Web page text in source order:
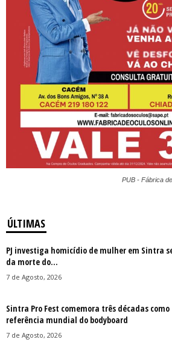
PUB - Fábrica
ÚLTIMAS
PJ investiga homicídio de mulher em Sintra
da morte do...
7 de Agosto, 2026
Sintra Pro Fest comemora três décadas como
referência mundial do bodyboard
7 de Agosto, 2026